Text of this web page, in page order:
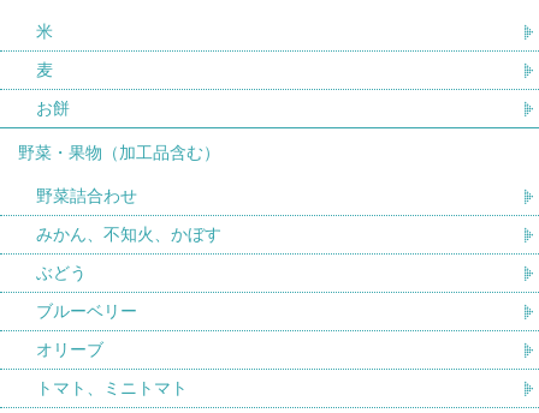
米
麦
お餅
野菜・果物（加工品含む）
野菜詰合わせ
みかん、不知火、かぼす
ぶどう
ブルーベリー
オリーブ
トマト、ミニトマト